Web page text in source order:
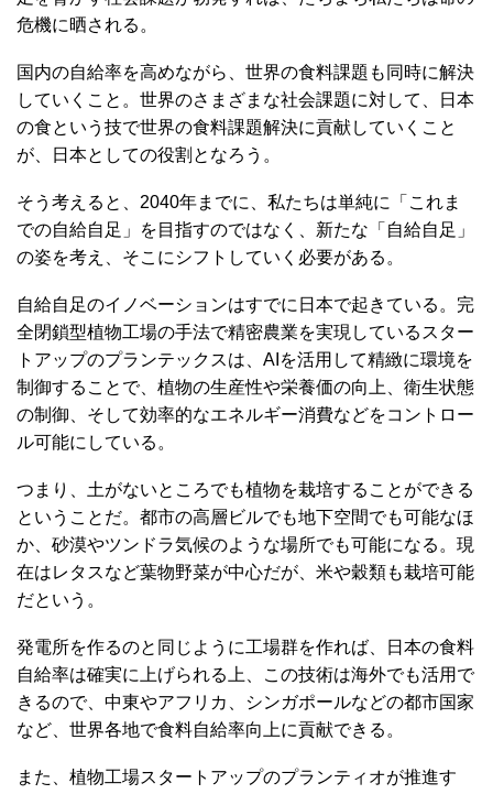
危機に晒される。
国内の自給率を高めながら、世界の食料課題も同時に解決
していくこと。世界のさまざまな社会課題に対して、日本
の食という技で世界の食料課題解決に貢献していくこと
が、日本としての役割となろう。
そう考えると、2040年までに、私たちは単純に「これま
での自給自足」を目指すのではなく、新たな「自給自足」
の姿を考え、そこにシフトしていく必要がある。
自給自足のイノベーションはすでに日本で起きている。完
全閉鎖型植物工場の手法で精密農業を実現しているスター
トアップのプランテックスは、AIを活用して精緻に環境を
制御することで、植物の生産性や栄養価の向上、衛生状態
の制御、そして効率的なエネルギー消費などをコントロー
ル可能にしている。
つまり、土がないところでも植物を栽培することができる
ということだ。都市の高層ビルでも地下空間でも可能なほ
か、砂漠やツンドラ気候のような場所でも可能になる。現
在はレタスなど葉物野菜が中心だが、米や穀類も栽培可能
だという。
発電所を作るのと同じように工場群を作れば、日本の食料
自給率は確実に上げられる上、この技術は海外でも活用で
きるので、中東やアフリカ、シンガポールなどの都市国家
など、世界各地で食料自給率向上に貢献できる。
また、植物工場スタートアップのプランティオが推進す